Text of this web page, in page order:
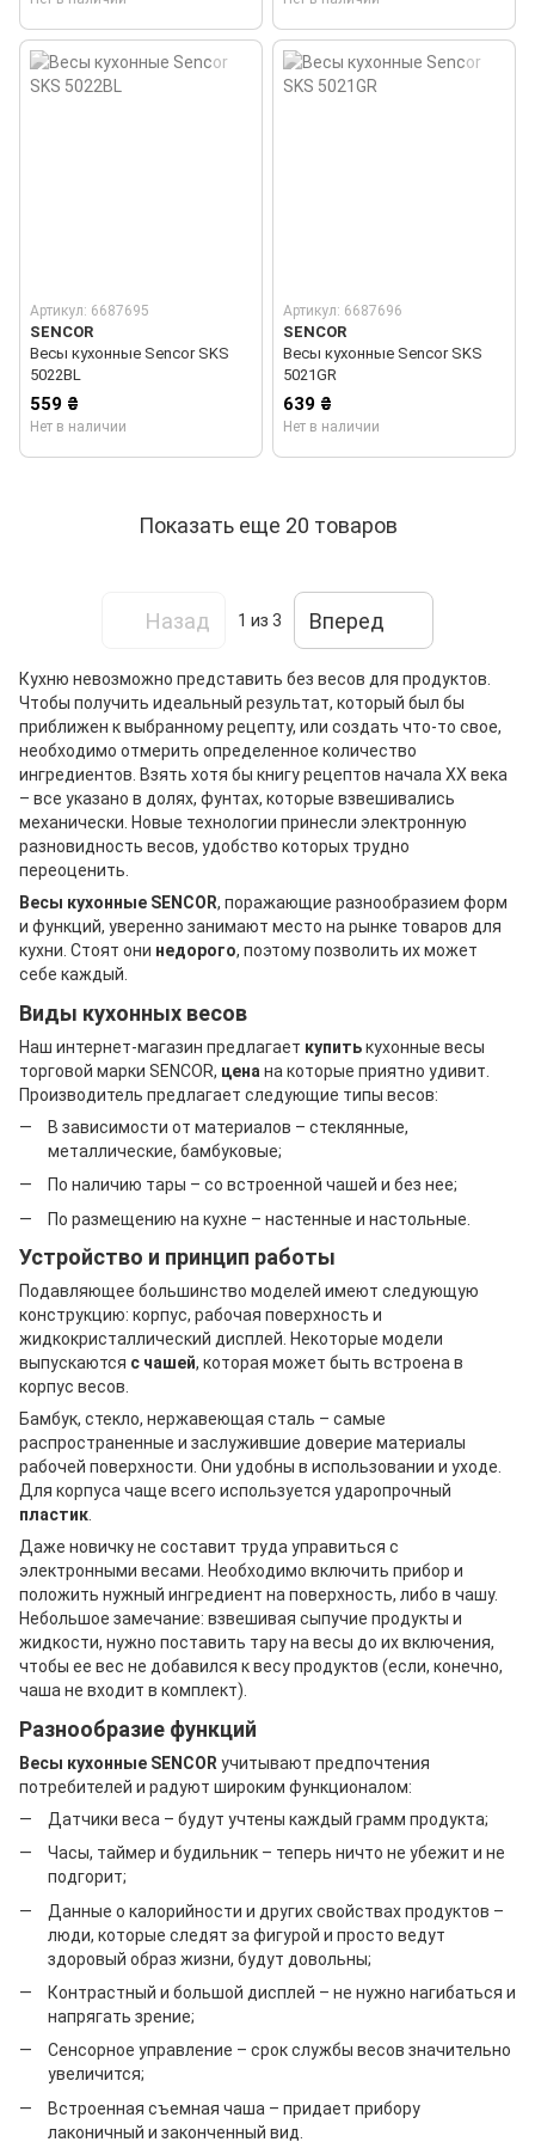
Артикул: 6687695
SENCOR
Весы кухонные Sencor SKS
5022BL
559 ₴
Нет в наличии
Артикул: 6687696
SENCOR
Весы кухонные Sencor SKS
5021GR
639 ₴
Нет в наличии
Показать еще 20 товаров
Назад 1 из 3 Вперед
Кухню невозможно представить без весов для продуктов.
Чтобы получить идеальный результат, который был бы
приближен к выбранному рецепту, или создать что-то свое,
необходимо отмерить определенное количество
ингредиентов. Взять хотя бы книгу рецептов начала XX века
– все указано в долях, фунтах, которые взвешивались
механически. Новые технологии принесли электронную
разновидность весов, удобство которых трудно
переоценить.
Весы кухонные SENCOR, поражающие разнообразием форм
и функций, уверенно занимают место на рынке товаров для
кухни. Стоят они недорого, поэтому позволить их может
себе каждый.
Виды кухонных весов
Наш интернет-магазин предлагает купитькухонные весы
торговой марки SENCOR, цена на которые приятно удивит.
Производитель предлагает следующие типы весов:
В зависимости от материалов – стеклянные,
металлические, бамбуковые;
По наличию тары – со встроенной чашей и без нее;
По размещению на кухне – настенные и настольные.
Устройство и принцип работы
Подавляющее большинство моделей имеют следующую
конструкцию: корпус, рабочая поверхность и
жидкокристаллический дисплей. Некоторые модели
выпускаются с чашей, которая может быть встроена в
корпус весов.
Бамбук, стекло, нержавеющая сталь – самые
распространенные и заслужившие доверие материалы
рабочей поверхности. Они удобны в использовании и уходе.
Для корпуса чаще всего используется ударопрочный
пластик.
Даже новичку не составит труда управиться с
электронными весами. Необходимо включить прибор и
положить нужный ингредиент на поверхность, либо в чашу.
Небольшое замечание: взвешивая сыпучие продукты и
жидкости, нужно поставить тару на весы до их включения,
чтобы ее вес не добавился к весу продуктов (если, конечно,
чаша не входит в комплект).
Разнообразие функций
Весы кухонные SENCOR учитывают предпочтения
потребителей и радуют широким функционалом:
Датчики веса – будут учтены каждый грамм продукта;
Часы, таймер и будильник – теперь ничто не убежит и не
подгорит;
Данные о калорийности и других свойствах продуктов –
люди, которые следят за фигурой и просто ведут
здоровый образ жизни, будут довольны;
Контрастный и большой дисплей – не нужно нагибаться и
напрягать зрение;
Сенсорное управление – срок службы весов значительно
увеличится;
Встроенная съемная чаша – придает прибору
лаконичный и законченный вид.